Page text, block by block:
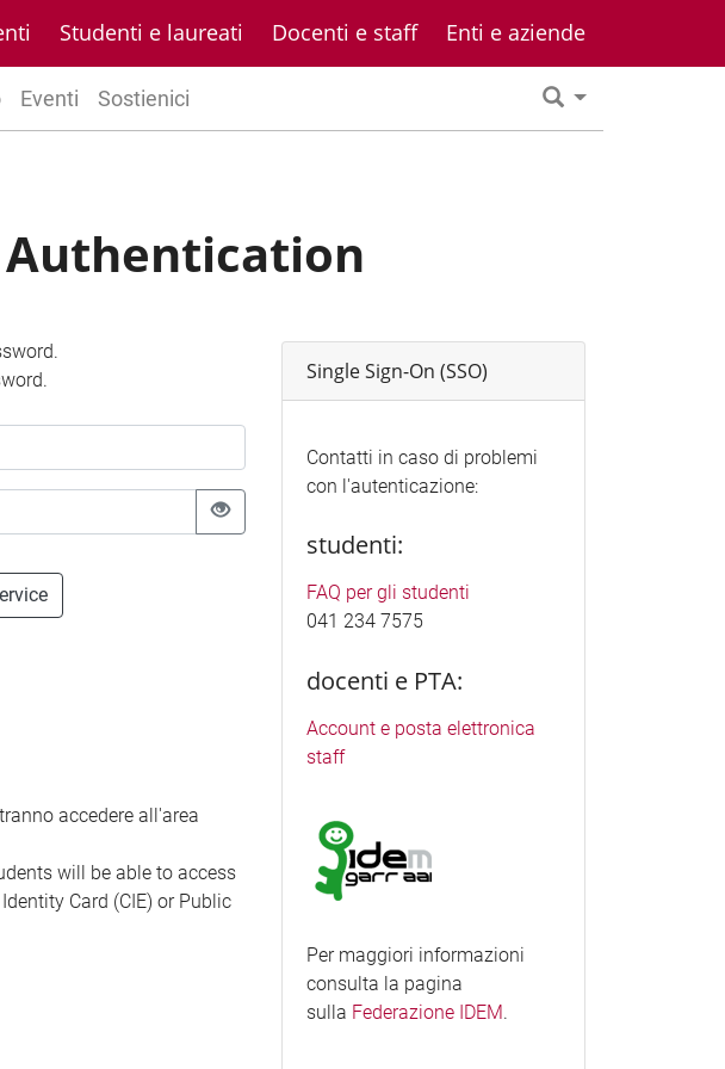
Studenti e laureati Docenti e staff Enti e aziende
Eventi Sostienici
accedere all'area
will be able to access
Card (CIE) or Public
Single Sign-On (SSO)
Contatti in caso di problemi
con l'autenticazione:
studenti:
FAQ per gli studenti
041 234 7575
docenti e PTA:
Account e posta elettronica
staff
Per maggiori informazioni
consulta la pagina
sulla Federazione IDEM.